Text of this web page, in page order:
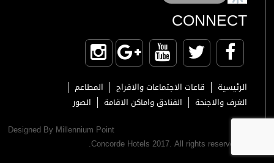
CONNECT
الرئيسية قاعات الاجتماعات والافراح
المطاعم
الغرف والاجنحة
الفنادق واماكن الاقامة
الصور
Designed By Millennium Point